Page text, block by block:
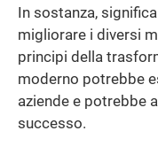
In sostanza,
migliorare i diversi
principi della
moderno potrebbe
aziende e potrebbe
successo.